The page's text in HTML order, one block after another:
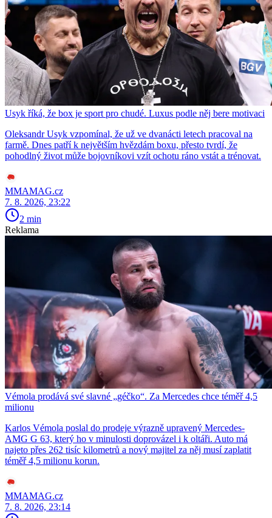
Usyk říká, že box je sport pro chudé. Luxus podle něj bere motivaci
Oleksandr Usyk vzpomínal, že už ve dvanácti letech pracoval na
farmě. Dnes patří k největším hvězdám boxu, přesto tvrdí, že
pohodlný život může bojovníkovi vzít ochotu ráno vstát a trénovat.
MMAMAG.cz
7. 8. 2026, 23:22
2 min
Reklama
Vémola prodává své slavné „géčko“. Za Mercedes chce téměř 4,5
milionu
Karlos Vémola poslal do prodeje výrazně upravený Mercedes-
AMG G 63, který ho v minulosti doprovázel i k oltáři. Auto má
najeto přes 262 tisíc kilometrů a nový majitel za něj musí zaplatit
téměř 4,5 milionu korun.
MMAMAG.cz
7. 8. 2026, 23:14